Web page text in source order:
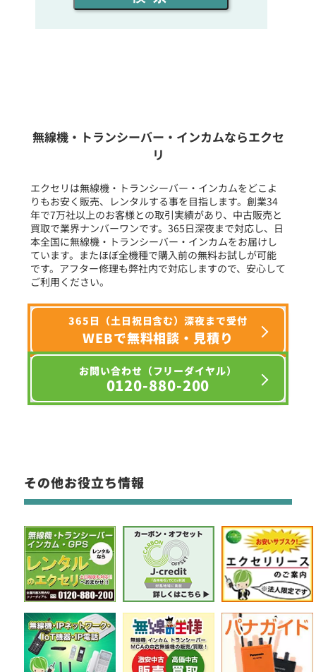
同時通話人数を選ぶ
フリーワード入力(製品名等)
選択条件をリセット
無線機・トランシーバー・インカムならエクセ
リ
エクセリは無線機・トランシーバー・インカムをどこよ
りもお安く販売、レンタルする事を目指します。創業34
年で7万社以上のお客様との取引実績があり、中古販売と
買取で業界ナンバーワンです。365日深夜まで対応し、日
本全国に無線機・トランシーバー・インカムをお届けし
ています。またほぼ全機種で購入前の無料お試しが可能
です。アフター修理も弊社内で対応しますので、安心して
ご利用ください。
365日（土日祝日含む）深夜まで受付
WEBで無料相談・見積り
お問い合わせ（フリーダイヤル）
0120-880-200
その他お役立ち情報